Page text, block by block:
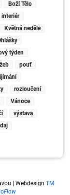
Boží Tělo
interiér
Květná neděle
týden
pouť
rozloučení
Vánoce
výstava
| Webdesign TM
Flow